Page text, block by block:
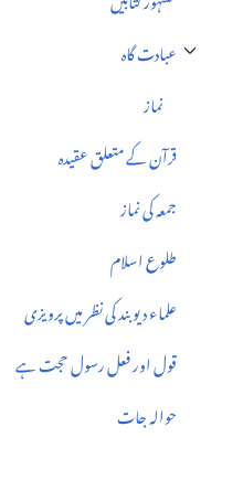
عبادت گاہ
عبادت گاہ کے ذیلی قطعہ پر جائیں
نماز
قرآن کے متعلق عقیدہ
جمعہ کی نماز
طلوع اسلام
علماء دیوبند کی نظر میں پرویزی
قول اور فعل رسول حجت ہے
حوالہ جات